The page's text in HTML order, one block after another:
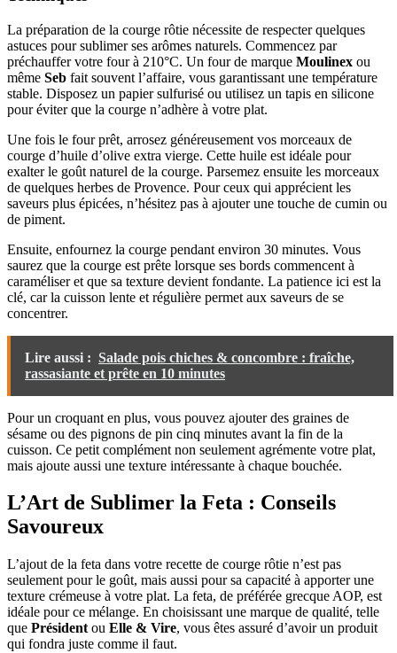
La préparation de la courge rôtie nécessite de respecter quelques
astuces pour sublimer ses arômes naturels. Commencez par
préchauffer votre four à 210°C. Un four de marque Moulinex ou
même Seb fait souvent l’affaire, vous garantissant une température
stable. Disposez un papier sulfurisé ou utilisez un tapis en silicone
pour éviter que la courge n’adhère à votre plat.
Une fois le four prêt, arrosez généreusement vos morceaux de
courge d’huile d’olive extra vierge. Cette huile est idéale pour
exalter le goût naturel de la courge. Parsemez ensuite les morceaux
de quelques herbes de Provence. Pour ceux qui apprécient les
saveurs plus épicées, n’hésitez pas à ajouter une touche de cumin ou
de piment.
Ensuite, enfournez la courge pendant environ 30 minutes. Vous
saurez que la courge est prête lorsque ses bords commencent à
caraméliser et que sa texture devient fondante. La patience ici est la
clé, car la cuisson lente et régulière permet aux saveurs de se
concentrer.
Lire aussi : Salade pois chiches & concombre : fraîche,
rassasiante et prête en 10 minutes
Pour un croquant en plus, vous pouvez ajouter des graines de
sésame ou des pignons de pin cinq minutes avant la fin de la
cuisson. Ce petit complément non seulement agrémente votre plat,
mais ajoute aussi une texture intéressante à chaque bouchée.
L’Art de Sublimer la Feta : Conseils
Savoureux
L’ajout de la feta dans votre recette de courge rôtie n’est pas
seulement pour le goût, mais aussi pour sa capacité à apporter une
texture crémeuse à votre plat. La feta, de préférée grecque AOP, est
idéale pour ce mélange. En choisissant une marque de qualité, telle
que Président ou Elle & Vire, vous êtes assuré d’avoir un produit
qui fondra juste comme il faut.